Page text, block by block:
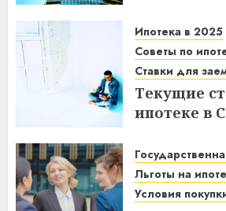
дверным
квартире
14.11.2025
Ипотека в 2025
Советы по
Ставки для
Текущие
ипотеке в
заемщикам
14.11.2025
Льготы на
Условия